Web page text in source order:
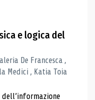
e logica del
De Francesca ,
Medici , Katia Toia